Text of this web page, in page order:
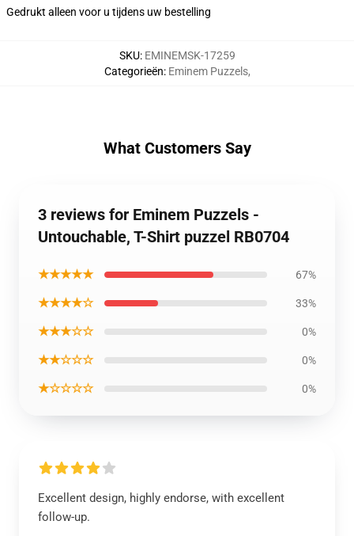
Gedrukt alleen voor u tijdens uw bestelling
SKU: EMINEMSK-17259
Categorieën: Eminem Puzzels,
What Customers Say
3 reviews for Eminem Puzzels -
Untouchable, T-Shirt puzzel RB0704
★★★★★ 67%
★★★★☆ 33%
★★★☆☆ 0%
★★☆☆☆ 0%
★☆☆☆☆ 0%
Excellent design, highly endorse, with excellent
follow-up.